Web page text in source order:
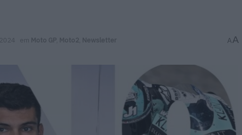
em Moto GP Moto2 Newsletter AA